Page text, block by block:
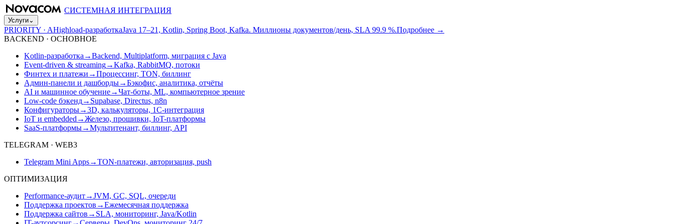
СИСТЕМНАЯ ИНТЕГРАЦИЯ
Услуги⌄
PRIORITY · AHighload-разработкаJava 17–21, Kotlin, Spring Boot, Kafka. Миллионы документов/день, SLA 99.9 %.Подробнее →
BACKEND · ОСНОВНОЕ
Kotlin-разработка →Backend, Multiplatform, миграция с Java
Event-driven & streaming→Kafka, RabbitMQ, потоки
Финтех и платежи →Процессинг, TON, биллинг
Админ-панели и дашборды→Бэкофис, аналитика, отчёты
AI и машинное обучение→Чат-боты, ML, компьютерное зрение
Low-code бэкенд→ Supabase, Directus, n8n
Конфигураторы→3D, калькуляторы, 1С-интеграция
IoT и embedded →Железо, прошивки, IoT-платформы
SaaS-платформы→Мультитенант, биллинг, API
TELEGRAM · WEB3
Telegram Mini Apps→TON-платежи, авторизация, push
ОПТИМИЗАЦИЯ
Performance-аудит→JVM, GC, SQL, очереди
Поддержка проектов →Ежемесячная поддержка
Поддержка сайтов → SLA, мониторинг, Java/Kotlin